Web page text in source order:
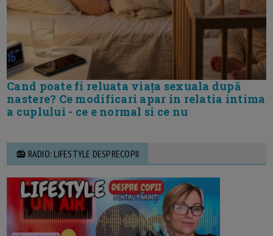
Cand poate fi reluata viața sexuala după
nastere? Ce modificari apar in relatia intima
a cuplului - ce e normal si ce nu
📻 RADIO: LIFESTYLE DESPRECOPII